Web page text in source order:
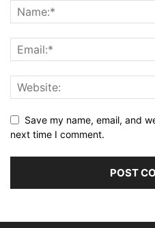
Save my name, email, and
next time I comment.